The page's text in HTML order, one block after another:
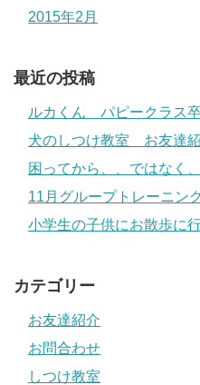
2015年2月
最近の投稿
ルカくん パピークラス卒
犬のしつけ教室 お友達
困ってから、、ではなく
11月グループトレーニン
小学生の子供にお散歩に
カテゴリー
お友達紹介
お問合わせ
しつけ教室